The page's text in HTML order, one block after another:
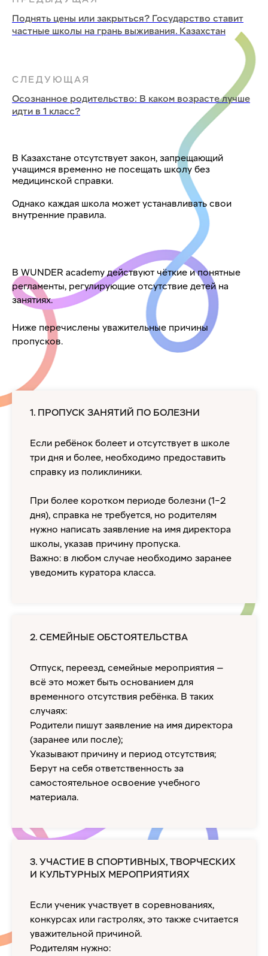
Поднять цены или закрыться? Государство ставит
частные школы на грань выживания. Казахстан
СЛЕДУЮЩАЯ
Осознанное родительство: В каком возрасте лучше
идти в 1 класс?
В Казахстане отсутствует закон, запрещающий
учащимся временно не посещать школу без
медицинской справки.
Однако каждая школа может устанавливать свои
внутренние правила.
В WUNDER academy действуют чёткие и понятные
регламенты, регулирующие отсутствие детей на
занятиях.
Ниже перечислены уважительные причины
пропусков.
1. ПРОПУСК ЗАНЯТИЙ ПО БОЛЕЗНИ
Если ребёнок болеет и отсутствует в школе
три дня и более, необходимо предоставить
справку из поликлиники.
При более коротком периоде болезни (1–2
дня), справка не требуется, но родителям
нужно написать заявление на имя директора
школы, указав причину пропуска.
Важно: в любом случае необходимо заранее
уведомить куратора класса.
2. СЕМЕЙНЫЕ ОБСТОЯТЕЛЬСТВА
Отпуск, переезд, семейные мероприятия —
всё это может быть основанием для
временного отсутствия ребёнка. В таких
случаях:
Родители пишут заявление на имя директора
(заранее или после);
Указывают причину и период отсутствия;
Берут на себя ответственность за
самостоятельное освоение учебного
материала.
3. УЧАСТИЕ В СПОРТИВНЫХ, ТВОРЧЕСКИХ
И КУЛЬТУРНЫХ МЕРОПРИЯТИЯХ
Если ученик участвует в соревнованиях,
конкурсах или гастролях, это также считается
уважительной причиной.
Родителям нужно: